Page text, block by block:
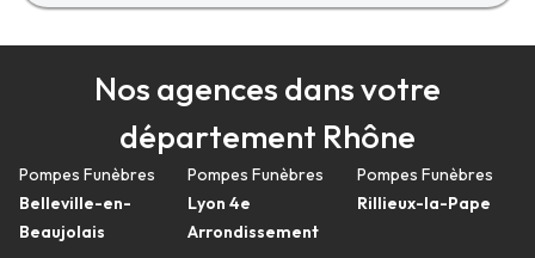
Nos agences dans votre
département Rhône
Pompes Funèbres
Belleville-en-
Beaujolais
Pompes Funèbres
Lyon 4e
Arrondissement
Pompes Funèbres
Rillieux-la-Pape